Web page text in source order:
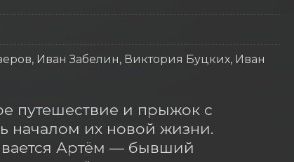
Иван Забелин, Виктория Буцких, Иван
путешествие и прыжок с
началом их новой жизни.
Артём — бывший